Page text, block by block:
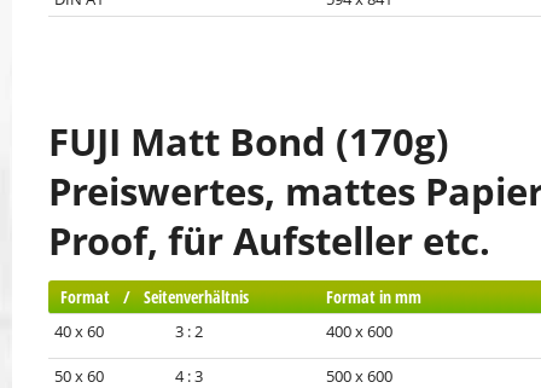
FUJI Matt Bond (170g)
Preiswertes, mattes
Proof, für Aufsteller etc.
Format / Seitenverhältnis Format in mm
40 x 60 3 : 2 400 x 600
50 x 60 4 : 3
500 x 600